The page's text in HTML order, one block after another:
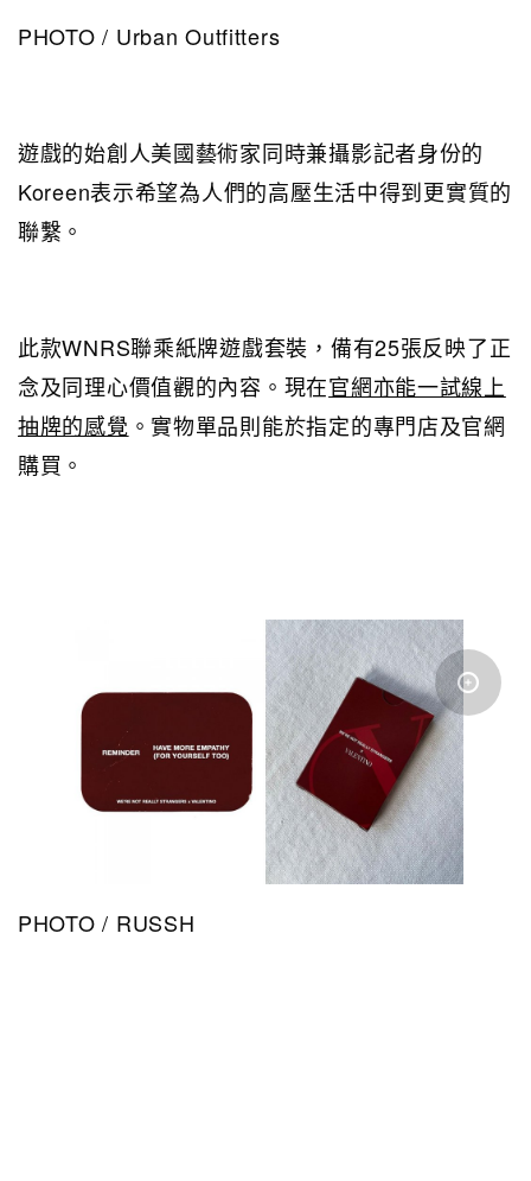
PHOTO / Urban Outfitters
遊戲的始創人美國藝術家同時兼攝影記者身份的
Koreen表示希望為人們的高壓生活中得到更實質的
聯繫。
此款WNRS聯乘紙牌遊戲套裝，備有25張反映了正
念及同理心價值觀的內容。現在官網亦能一試線上
抽牌的感覺 。實物單品則能於指定的專門店及官網
購買。
PHOTO / RUSSH